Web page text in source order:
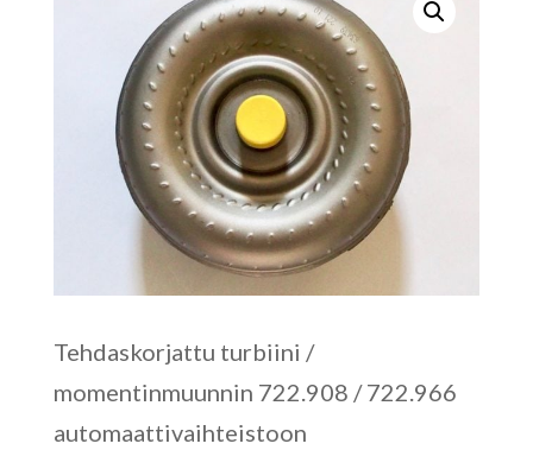
Tehdaskorjattu turbiini /
momentinmuunnin 722.908 / 722.966
automaattivaihteistoon